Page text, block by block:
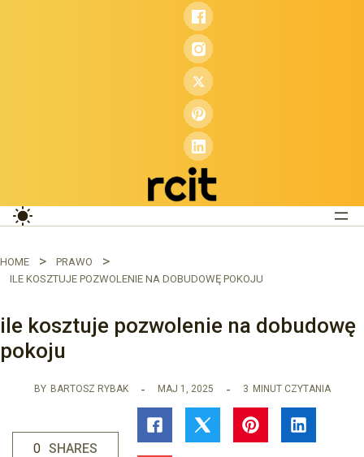
HOME
PRAWO
ILE KOSZTUJE POZWOLENIE NA DOBUDOWĘ POKOJU
ile kosztuje pozwolenie na dobudowę
pokoju
BY BARTOSZ RYBAK MAJ 1, 2025 3 MINUT CZYTANIA
0 SHARES